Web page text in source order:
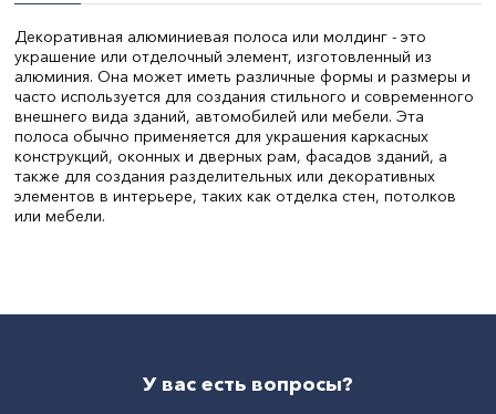
Декоративная алюминиевая полоса или молдинг - это
украшение или отделочный элемент, изготовленный из
алюминия. Она может иметь различные формы и размеры и
часто используется для создания стильного и современного
внешнего вида зданий, автомобилей или мебели. Эта
полоса обычно применяется для украшения каркасных
конструкций, оконных и дверных рам, фасадов зданий, а
также для создания разделительных или декоративных
элементов в интерьере, таких как отделка стен, потолков
или мебели.
У вас есть вопросы?